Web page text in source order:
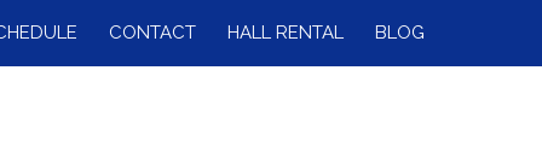
CONTACT HALL RENTAL BLOG